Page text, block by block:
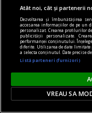
accent pe istorie
Lech Walesa, din
Stocul pare
Mihaela SIMINA
Atât noi, cât și partenerii
Dezvoltarea și îmbunătățirea
accesarea informațiilor de pe un
personalizat. Crearea profilurilor
publicității personalizate.
performanței conținutului.
diferite. Utilizarea de date
a selecta conținutul. Date precise
Listă parteneri (furnizori)
VREAU SA